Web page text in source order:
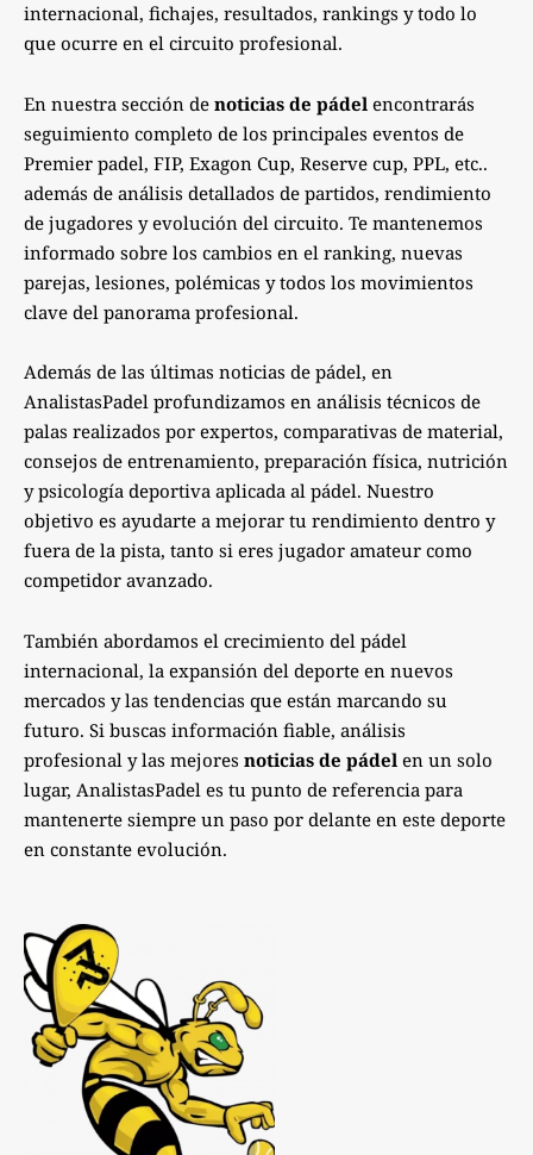
internacional, fichajes, resultados, rankings y todo lo
que ocurre en el circuito profesional.
En nuestra sección de noticias de pádel encontrarás
seguimiento completo de los principales eventos de
Premier padel, FIP, Exagon Cup, Reserve cup, PPL, etc..
además de análisis detallados de partidos, rendimiento
de jugadores y evolución del circuito. Te mantenemos
informado sobre los cambios en el ranking, nuevas
parejas, lesiones, polémicas y todos los movimientos
clave del panorama profesional.
Además de las últimas noticias de pádel, en
AnalistasPadel profundizamos en análisis técnicos de
palas realizados por expertos, comparativas de material,
consejos de entrenamiento, preparación física, nutrición
y psicología deportiva aplicada al pádel. Nuestro
objetivo es ayudarte a mejorar tu rendimiento dentro y
fuera de la pista, tanto si eres jugador amateur como
competidor avanzado.
También abordamos el crecimiento del pádel
internacional, la expansión del deporte en nuevos
mercados y las tendencias que están marcando su
futuro. Si buscas información fiable, análisis
profesional y las mejores noticias de pádel en un solo
lugar, AnalistasPadel es tu punto de referencia para
mantenerte siempre un paso por delante en este deporte
en constante evolución.